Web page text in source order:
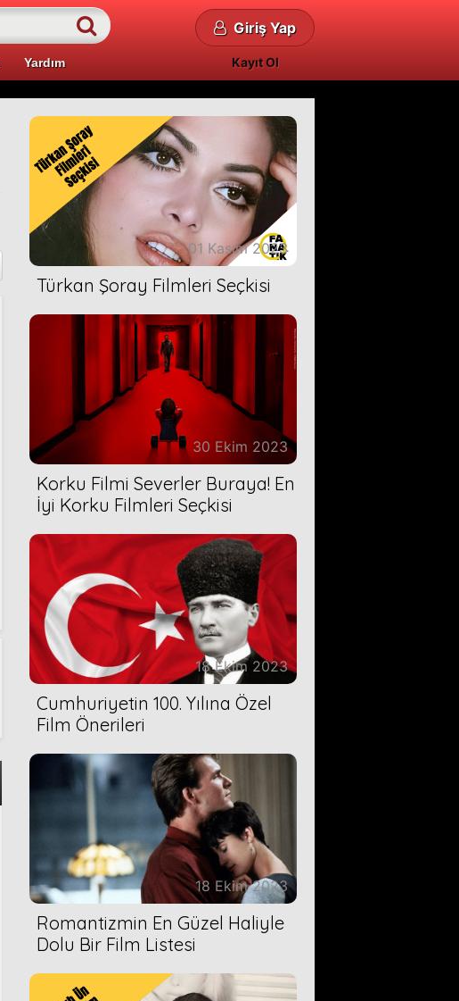
Yardım
Giriş Yap
Kayıt Ol
01 Kasım 2023
Türkan Şoray Filmleri Seçkisi
30 Ekim 2023
Korku Filmi Severler Buraya! En
İyi Korku Filmleri Seçkisi
18 Ekim 2023
Cumhuriyetin 100. Yılına Özel
Film Önerileri
18 Ekim 2023
Romantizmin En Güzel Haliyle
Dolu Bir Film Listesi